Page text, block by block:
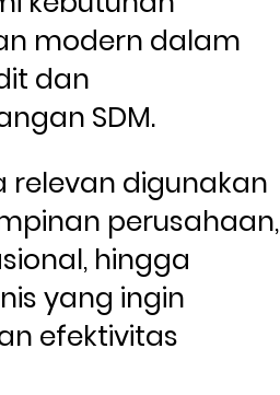
modern dalam
dan
SDM.
relevan digunakan
perusahaan,
hingga
yang ingin
efektivitas